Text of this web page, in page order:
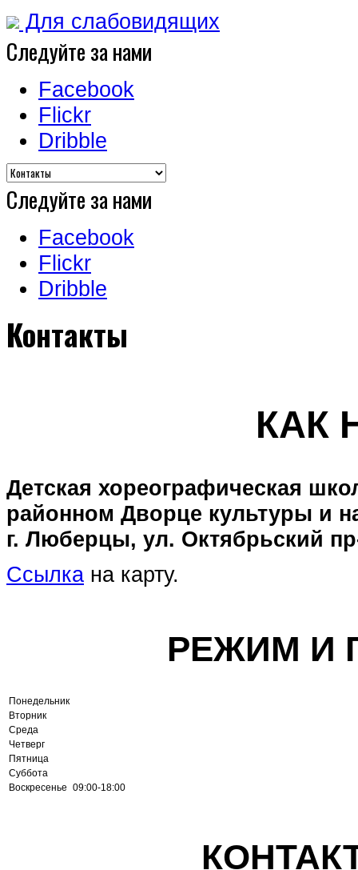
Для слабовидящих
Следуйте за нами
Facebook
Flickr
Dribble
Следуйте за нами
Facebook
Flickr
Dribble
Контакты
КАК
Детская хореографическая
районном Дворце культуры и
г. Люберцы, ул. Октябрьский
Ссылка на карту.
РЕЖИМ И
Понедельник
Вторник
Среда
Четверг
Пятница
Суббота
Воскресенье 09:00-18:00